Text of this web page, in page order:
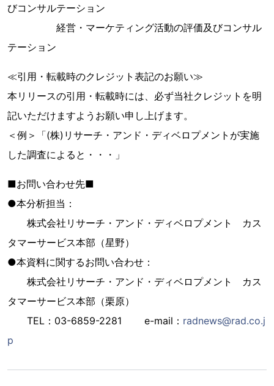
びコンサルテーション
経営・マーケティング活動の評価及びコンサル
テーション
≪引用・転載時のクレジット表記のお願い≫
本リリースの引用・転載時には、必ず当社クレジットを明
記いただけますようお願い申し上げます。
＜例＞「(株)リサーチ・アンド・ディベロプメントが実施
した調査によると・・・」
■お問い合わせ先■
●本分析担当：
株式会社リサーチ・アンド・ディベロプメント カス
タマーサービス本部（星野）
●本資料に関するお問い合わせ：
株式会社リサーチ・アンド・ディベロプメント カス
タマーサービス本部（栗原）
TEL：03-6859-2281 e-mail： radnews@rad.co.j
p